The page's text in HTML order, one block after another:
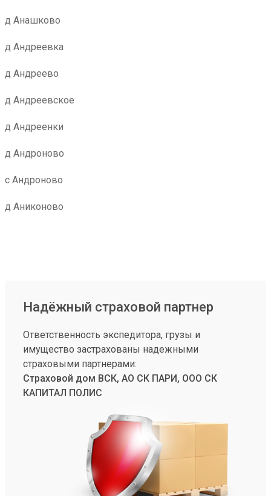
д Анашково
д Андреевка
д Андреево
д Андреевское
д Андреенки
д Андроново
с Андроново
д Аниконово
Надёжный страховой партнер
Ответственность экспедитора, грузы и
имущество застрахованы надежными
страховыми партнерами:
Страховой дом ВСК, АО СК ПАРИ, ООО СК
КАПИТАЛ ПОЛИС